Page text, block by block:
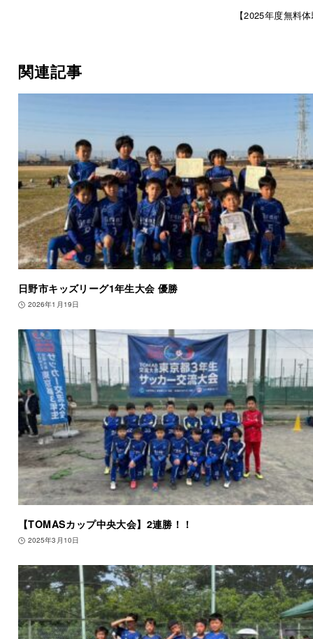
【2025年度無料
関連記事
日野市キッズリーグ1年生大会 優勝
2026年1月19日
【TOMASカップ中央大会】2連勝！！
2025年3月10日